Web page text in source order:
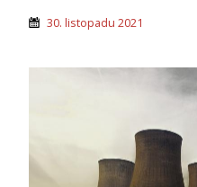
30. listopadu 2021